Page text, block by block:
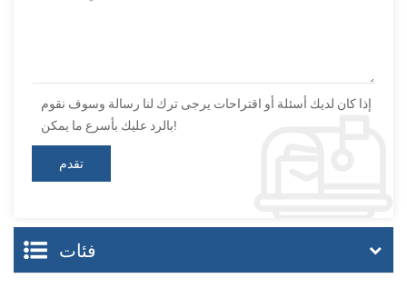
إذا كان لديك أسئلة أو اقتراحات يرجى ترك لنا رسالة وسوف نقوم
بالرد عليك بأسرع ما يمكن!
فئات